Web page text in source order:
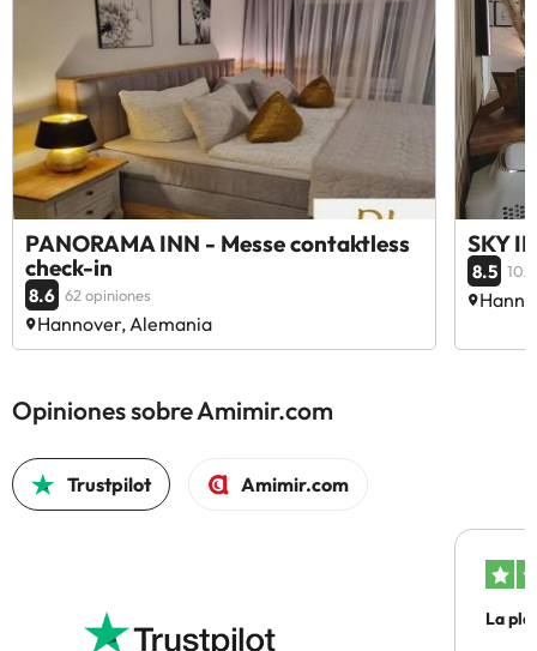
PANORAMA INN - Messe contaktless
check-in
8.6 62 opiniones
Hannover, Alemania
SKY
8.5 102
Opiniones sobre Amimir.com
Trustpilot Amimir.com
La